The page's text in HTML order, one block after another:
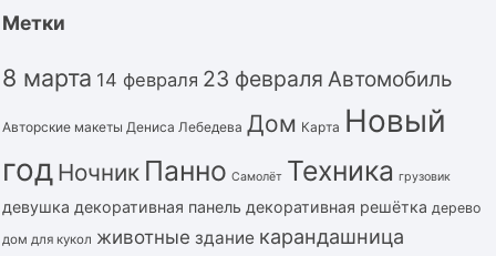
Метки
8 марта 14 февраля 23 февраля Автомобиль
Авторские макеты Дениса Лебедева Дом Карта Новый
год Ночник Панно Самолёт Техника грузовик
девушка декоративная панель декоративная решётка дерево
дом для кукол животные здание карандашница